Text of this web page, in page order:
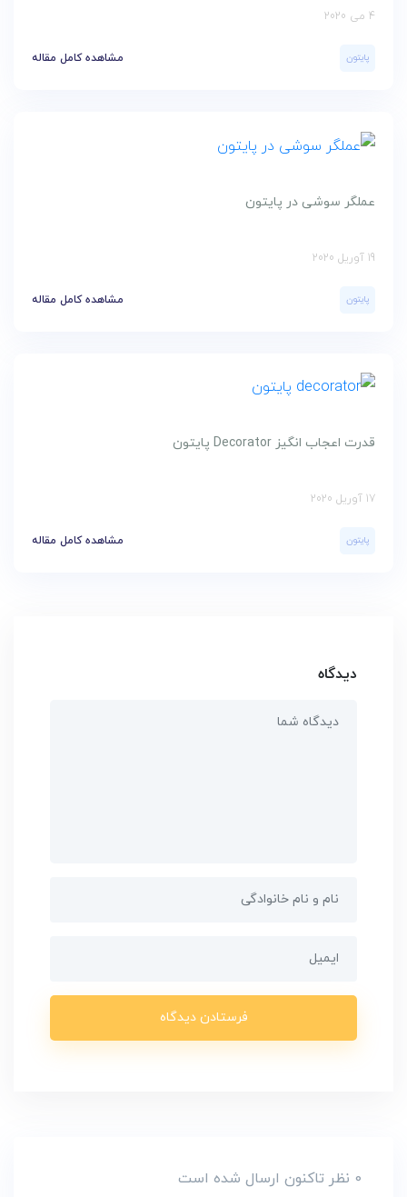
4 می 2020
پایتون مشاهده کامل مقاله
عملگر سوشی در پایتون
19 آوریل 2020
پایتون مشاهده کامل مقاله
قدرت اعجاب انگیز Decorator پایتون
17 آوریل 2020
پایتون مشاهده کامل مقاله
دیدگاه
0 نظر تاکنون ارسال شده است